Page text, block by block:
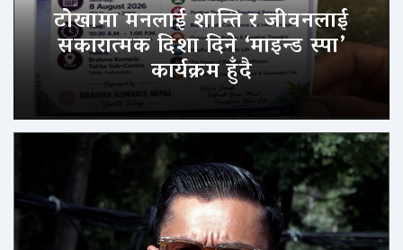
टोखामा मनलाई शान्ति र जीवनलाई
सकारात्मक दिशा दिने ‘माइन्ड स्पा’
कार्यक्रम हुँदै